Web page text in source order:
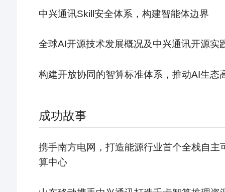
中兴通讯Skill安全体系，构建智能体边界
全球AI开源技术发展概况及中兴通讯开源实
构建开放协同的智算标准体系，推动AI生态
成功故事
携手南方电网，打造能源行业首个全栈自主
算中心